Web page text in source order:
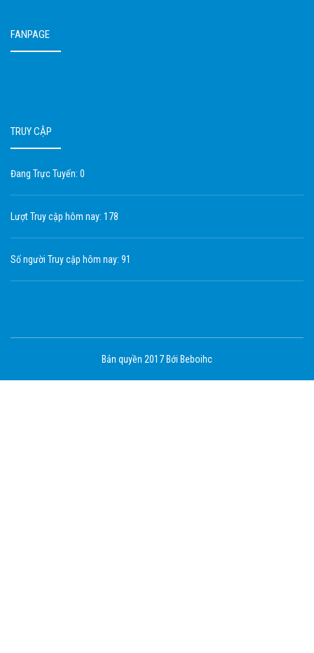
FANPAGE
TRUY CẬP
Đang Trực Tuyến: 0
Lượt Truy cập hôm nay: 178
Số người Truy cập hôm nay: 91
Bản quyền 2017 Bới Beboihc